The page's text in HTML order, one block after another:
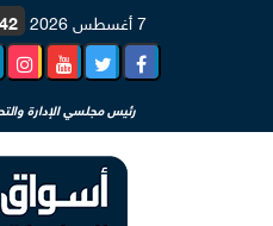
7 أغسطس 2026
رئيس مجلسي الإدارة